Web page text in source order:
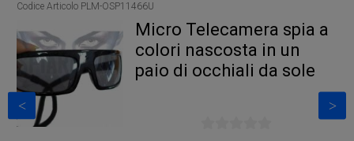
Codice Articolo PLM-OSP11466U
Micro Telecamera spia a
colori nascosta in un
paio di occhiali da sole